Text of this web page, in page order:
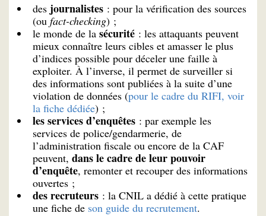
des journalistes : pour la vérification des sources
(ou fact-checking) ;
le monde de la sécurité : les attaquants peuvent
mieux connaître leurs cibles et amasser le plus
d’indices possible pour déceler une faille à
exploiter. À l’inverse, il permet de surveiller si
des informations sont publiées à la suite d’une
violation de données (pour le cadre du RIFI, voir
la fiche dédiée) ;
les services d’enquêtes : par exemple les
services de police/gendarmerie, de
l’administration fiscale ou encore de la CAF
peuvent, dans le cadre de leur pouvoir
d’enquête, remonter et recouper des informations
ouvertes ;
des recruteurs : la CNIL a dédié à cette pratique
une fiche de son guide du recrutement.